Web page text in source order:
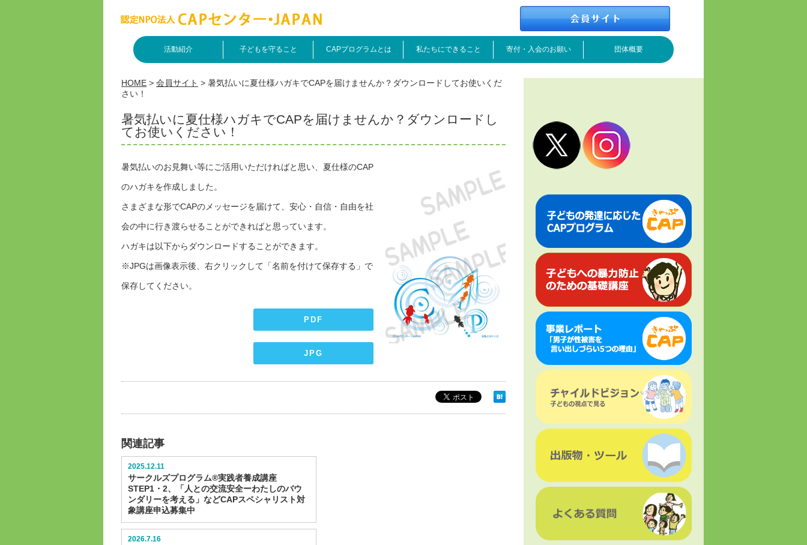
活動紹介 子どもを守ること CAPプログラムとは 私たちにできること 寄付・入会のお願い 団体概要
HOME > 会員サイト > 暑気払いに夏仕様ハガキでCAPを届けませんか？ダウンロードしてお使いくだ
さい！
暑気払いに夏仕様ハガキでCAPを届けませんか？ダウンロードし
てお使いください！
暑気払いのお見舞い等にご活用いただければと思い、夏仕様のCAP
のハガキを作成しました。
さまざまな形でCAPのメッセージを届けて、安心・自信・自由を社
会の中に行き渡らせることができればと思っています。
ハガキは以下からダウンロードすることができます。
※JPGは画像表示後、右クリックして「名前を付けて保存する」で
保存してください。
PDF
JPG
関連記事
2025.12.11
サークルズプログラム®実践者養成講座
STEP1・2、「人との交流安全ーわたしのバウ
ンダリーを考える」などCAPスペシャリスト対
象講座申込募集中
2026.7.16